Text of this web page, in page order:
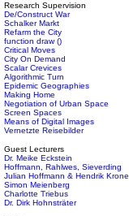
Research Supervision
De/Construct War
Schalker Markt
Refarm the City
function draw ()
Critical Moves
City On Demand
Scalar Crevices
Algorithmic Turn
Epidemic Geographies
Making Home
Negotiation of Urban Space
Screen Spaces
Means of Digital Images
Vernetzte Reisebilder
Guest Lecturers
Dr. Meike Eckstein
Hoffmann, Rahlwes, Sieverding
Julian Hoffmann & Hendrik Krone
Simon Meienberg
Charlotte Triebus
Dr. Dirk Hohnsträter